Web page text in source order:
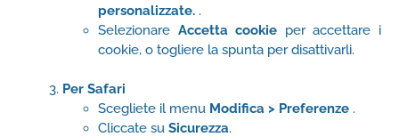
personalizzate. .
Selezionare Accetta cookie per accettare i
cookie, o togliere la spunta per disattivarli.
Per Safari
Scegliete il menu Modifica > Preferenze .
Cliccate su Sicurezza.